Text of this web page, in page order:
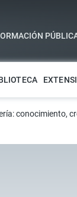
conocimiento,